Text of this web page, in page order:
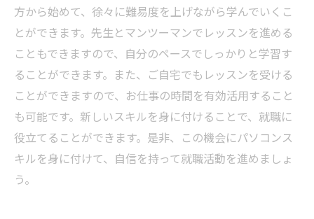
方から始めて、徐々に難易度を上げながら学んでいくこ
とができます。先生とマンツーマンでレッスンを進める
こともできますので、自分のペースでしっかりと学習す
ることができます。また、ご自宅でもレッスンを受ける
ことができますので、お仕事の時間を有効活用すること
も可能です。新しいスキルを身に付けることで、就職に
役立てることができます。是非、この機会にパソコンス
キルを身に付けて、自信を持って就職活動を進めましょ
う。